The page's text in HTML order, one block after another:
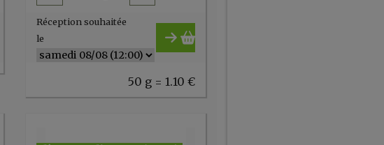
Réception souhaitée
le
50 g = 1.10 €